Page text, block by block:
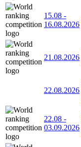
15.08 -
16.08.2026
21.08.2026
22.08.2026
22.08 -
03.09.2026